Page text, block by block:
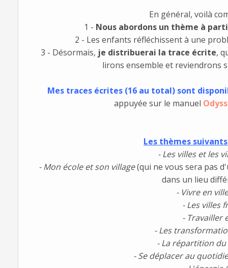
En général, voilà
1 - Nous abordons un thème à
2 - Les enfants réfléchissent à une
3 - Désormais, je distribuerai la trace écrite,
lirons ensemble et reviendrons
Mes traces écrites (16 au total) sont
appuyée sur le manuel
Les thèmes
- Les villes et les
- Mon école et son village(qui ne vous sera pas
dans un lieu
- Vivre en
- Les villes
- Travailler
- Les
- La répartition
- Se déplacer au